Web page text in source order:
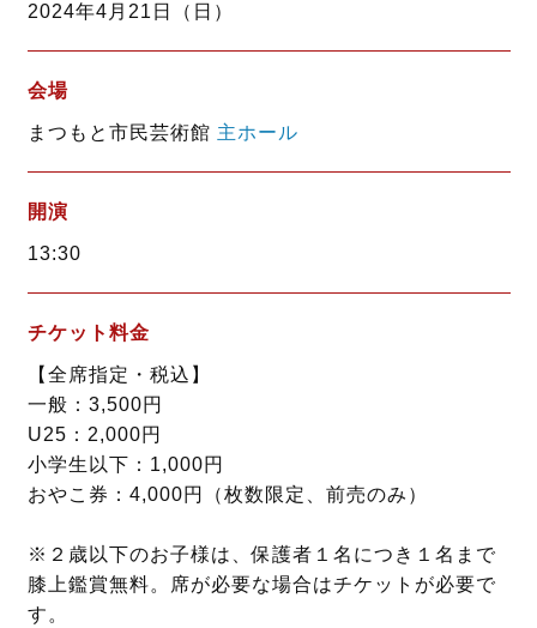
2024年4月21日（日）
会場
まつもと市民芸術館 主ホール
開演
13:30
チケット料金
【全席指定・税込】
一般：3,500円
U25：2,000円
小学生以下：1,000円
おやこ券：4,000円（枚数限定、前売のみ）
※２歳以下のお子様は、保護者１名につき１名まで
膝上鑑賞無料。席が必要な場合はチケットが必要で
す。